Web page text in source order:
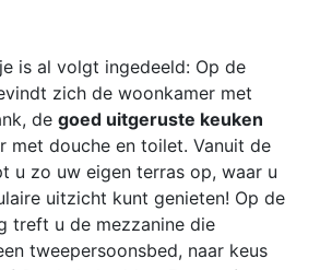
is al volgt ingedeeld: Op de
zich de woonkamer met
de goed uitgeruste keuken
met douche en toilet. Vanuit de
u zo uw eigen terras op, waar u
uitzicht kunt genieten! Op de
treft u de mezzanine die
tweepersoonsbed, naar keus